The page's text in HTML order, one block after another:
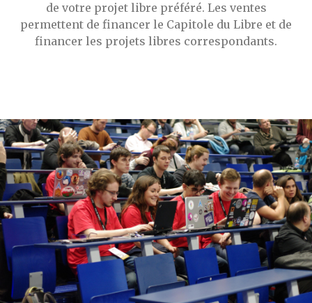
de votre projet libre préféré. Les ventes
permettent de financer le Capitole du Libre et de
financer les projets libres correspondants.